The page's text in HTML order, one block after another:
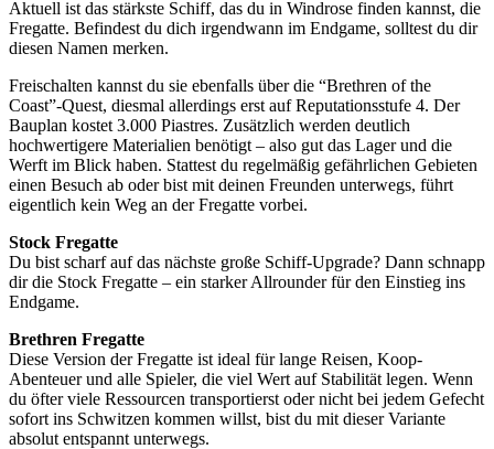
Aktuell ist das stärkste Schiff, das du in Windrose finden kannst, die
Fregatte. Befindest du dich irgendwann im Endgame, solltest du dir
diesen Namen merken.
Freischalten kannst du sie ebenfalls über die “Brethren of the
Coast”-Quest, diesmal allerdings erst auf Reputationsstufe 4. Der
Bauplan kostet 3.000 Piastres. Zusätzlich werden deutlich
hochwertigere Materialien benötigt – also gut das Lager und die
Werft im Blick haben. Stattest du regelmäßig gefährlichen Gebieten
einen Besuch ab oder bist mit deinen Freunden unterwegs, führt
eigentlich kein Weg an der Fregatte vorbei.
Stock Fregatte
Du bist scharf auf das nächste große Schiff-Upgrade? Dann schnapp
dir die Stock Fregatte – ein starker Allrounder für den Einstieg ins
Endgame.
Brethren Fregatte
Diese Version der Fregatte ist ideal für lange Reisen, Koop-
Abenteuer und alle Spieler, die viel Wert auf Stabilität legen. Wenn
du öfter viele Ressourcen transportierst oder nicht bei jedem Gefecht
sofort ins Schwitzen kommen willst, bist du mit dieser Variante
absolut entspannt unterwegs.